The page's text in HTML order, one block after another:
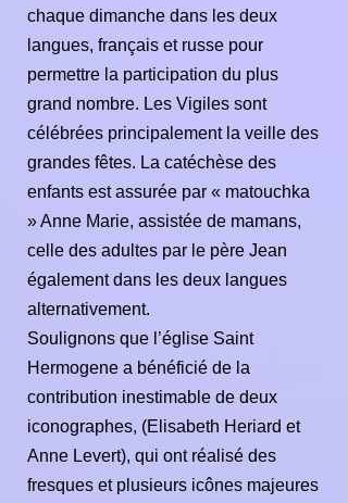
chaque dimanche dans les deux
langues, français et russe pour
permettre la participation du plus
grand nombre. Les Vigiles sont
célébrées principalement la veille des
grandes fêtes. La catéchèse des
enfants est assurée par « matouchka
» Anne Marie, assistée de mamans,
celle des adultes par le père Jean
également dans les deux langues
alternativement.
Soulignons que l’église Saint
Hermogene a bénéficié de la
contribution inestimable de deux
iconographes, (Elisabeth Heriard et
Anne Levert), qui ont réalisé des
fresques et plusieurs icônes majeures